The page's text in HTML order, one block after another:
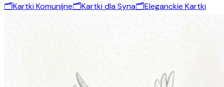
🗂️Kartki Komunijne🗂️Kartki dla Syna🗂️Eleganckie Kartki